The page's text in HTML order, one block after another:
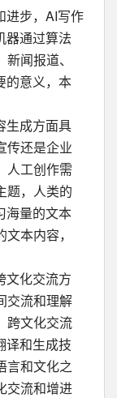
进步，AI写作
器通过算法
闻报道、
的意义，本
生成方面具
传还是企业
人工创作需
题，人类的
海量的文本
本内容，
文化交流方
交流和理解
跨文化交流
译和生成技
言和文化之
交流和增进